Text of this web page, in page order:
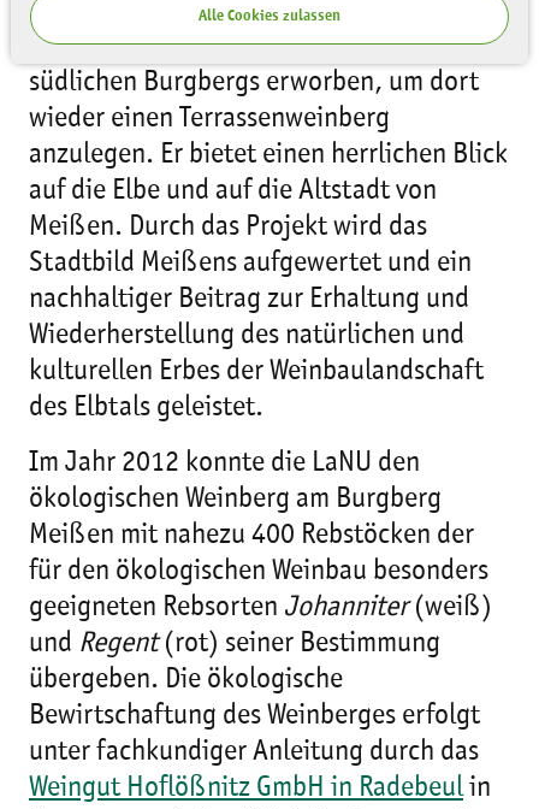
Alle Cookies zulassen
Sächsische Landesstiftung Natur und
Umwelt (LaNU) hat einen Teil des
südlichen Burgbergs erworben, um dort
wieder einen Terrassenweinberg
anzulegen. Er bietet einen herrlichen Blick
auf die Elbe und auf die Altstadt von
Meißen. Durch das Projekt wird das
Stadtbild Meißens aufgewertet und ein
nachhaltiger Beitrag zur Erhaltung und
Wiederherstellung des natürlichen und
kulturellen Erbes der Weinbaulandschaft
des Elbtals geleistet.
Im Jahr 2012 konnte die LaNU den
ökologischen Weinberg am Burgberg
Meißen mit nahezu 400 Rebstöcken der
für den ökologischen Weinbau besonders
geeigneten Rebsorten Johanniter(weiß)
und Regent(rot) seiner Bestimmung
übergeben. Die ökologische
Bewirtschaftung des Weinberges erfolgt
unter fachkundiger Anleitung durch das
Weingut Hoflößnitz GmbH in Radebeulin